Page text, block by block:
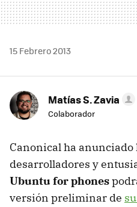
15 Febrero 2013
Matías S. Zavia
Colaborador
Canonical ha anunciado
desarrolladores y
Ubuntu for phones
versión preliminar de